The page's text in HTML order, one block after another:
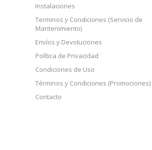
Instalaciones
Terminos y Condiciones (Servicio de
Mantenimiento)
Envíos y Devoluciones
Política de Privacidad
Condiciones de Uso
Términos y Condiciones (Promociones)
Contacto